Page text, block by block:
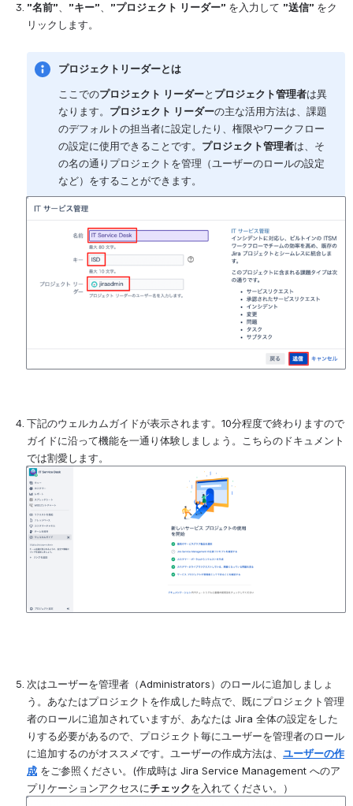
”名前”、 ”キー”、 ”プロジェクト リーダー” を入力して ”送信” をク
リックします。
プロジェクトリーダーとは
ここでのプロジェクト リーダーと プロジェクト管理者は異
なります。 プロジェクト リーダーの主な活用方法は、課題
のデフォルトの担当者に設定したり、権限やワークフロー
の設定に使用できることです。 プロジェクト管理者は、そ
の名の通りプロジェクトを管理（ユーザーのロールの設定
など）をすることができます。
を開く
下記のウェルカムガイドが表示されます。10分程度で終わりますので
ガイドに沿って機能を一通り体験しましょう。こちらのドキュメント
では割愛します。
を開く
次はユーザーを管理者（Administrators）のロールに追加しましょ
う。あなたはプロジェクトを作成した時点で、既にプロジェクト管理
者のロールに追加されていますが、あなたは Jira 全体の設定をした
りする必要があるので、プロジェクト毎にユーザーを管理者のロール
に追加するのがオススメです。ユーザーの作成方法は、 ユーザーの作
成 をご参照ください。(作成時は Jira Service Management へのア
プリケーションアクセスにチェックを入れてください。）